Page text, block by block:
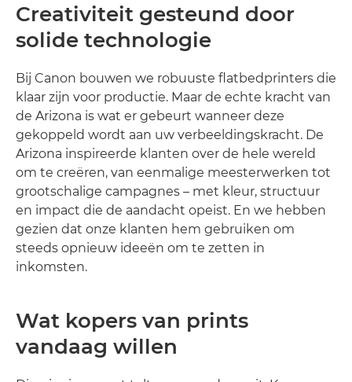
Creativiteit gesteund door
solide technologie
Bij Canon bouwen we robuuste flatbedprinters die
klaar zijn voor productie. Maar de echte kracht van
de Arizona is wat er gebeurt wanneer deze
gekoppeld wordt aan uw verbeeldingskracht. De
Arizona inspireerde klanten over de hele wereld
om te creëren, van eenmalige meesterwerken tot
grootschalige campagnes – met kleur, structuur
en impact die de aandacht opeist. En we hebben
gezien dat onze klanten hem gebruiken om
steeds opnieuw ideeën om te zetten in
inkomsten.
Wat kopers van prints
vandaag willen